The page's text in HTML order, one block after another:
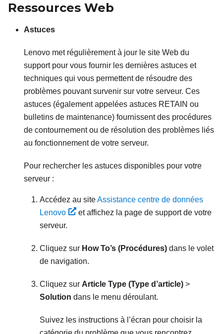
Ressources Web
Astuces
Lenovo met régulièrement à jour le site Web du
support pour vous fournir les dernières astuces et
techniques qui vous permettent de résoudre des
problèmes pouvant survenir sur votre serveur. Ces
astuces (également appelées astuces RETAIN ou
bulletins de maintenance) fournissent des procédures
de contournement ou de résolution des problèmes liés
au fonctionnement de votre serveur.
Pour rechercher les astuces disponibles pour votre
serveur :
Accédez au siteAssistance centre de données
Lenovo
et affichez la page de support de votre
serveur.
Cliquez sur How To’s (Procédures) dans le volet
de navigation.
Cliquez sur Article Type (Type d’article) >
Solution dans le menu déroulant.
Suivez les instructions à l’écran pour choisir la